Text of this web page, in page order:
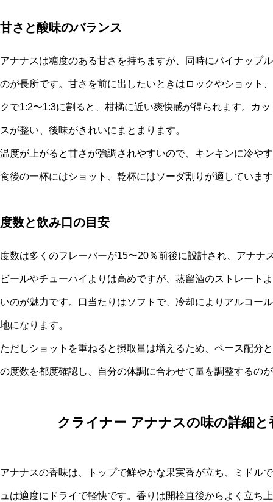
甘さと酸味のバランス
アナナスは糖度のある甘さを持ちますが、同時にパイナップ
のが長所です。甘さを前に出したいときはロックやショット
クで1:2〜1:3に割ると、柑橘に近い爽快感が得られます。カ
スが整い、後味がきれいにまとまります。
温度が上がると甘さが強調されやすいので、キンキンに冷や
食後の一杯にはショット、乾杯にはソーダ割りが適していま
度数と飲み口の目安
度数は多くのフレーバーが15〜20％前後に設計され、アナナ
ビールやチューハイよりは高めですが、蒸留酒のストレート
いのが魅力です。口当たりはソフトで、冷却によりアルコー
地になります。
ただしショットを重ねると摂取量は増えるため、ペース配分
の度数を都度確認し、自分の体調に合わせて量を調整するの
クライナー アナナスの味の詳細
アナナスの香味は、トップで鮮やかな果実香が立ち、ミドル
ュは適度にドライで軽快です。香りは開栓直後からよく立ち